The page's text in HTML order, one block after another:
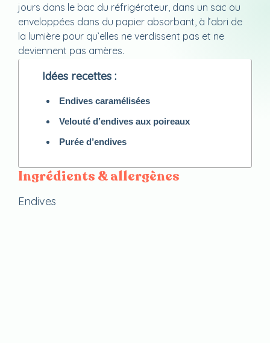
jours dans le bac du réfrigérateur, dans un sac ou
enveloppées dans du papier absorbant, à l’abri de
la lumière pour qu’elles ne verdissent pas et ne
deviennent pas amères.
Idées recettes :
Endives caramélisées
Velouté d’endives aux poireaux
Purée d’endives
Ingrédients & allergènes
Endives